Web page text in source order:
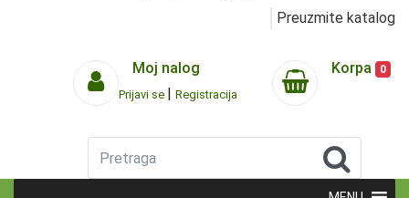
Preuzmite katalog
Moj nalog
Prijavi se | Registracija
Korpa 0
Pretraga